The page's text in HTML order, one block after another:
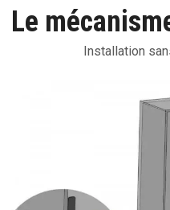
Le
Installation